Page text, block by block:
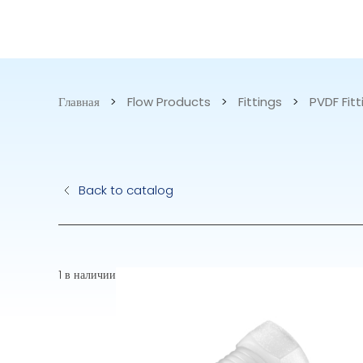
Главная > Flow Products > Fittings > PVDF
Back to catalog
1 в наличии